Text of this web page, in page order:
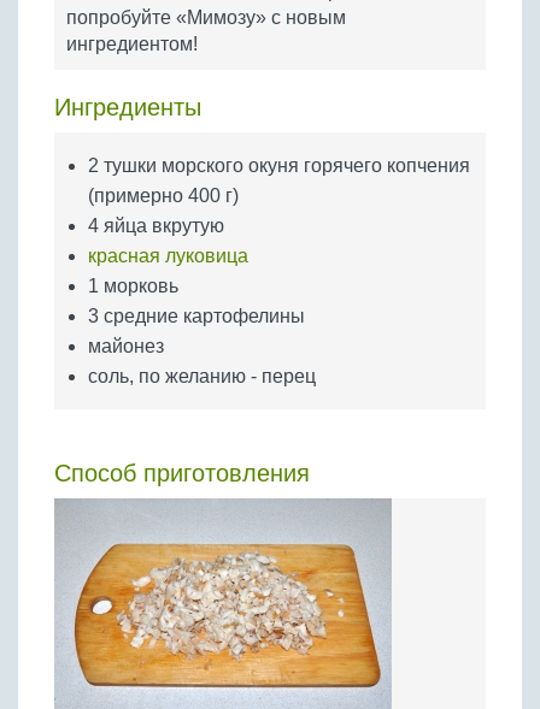
Бобовые
Яйца
попробуйте «Мимозу» с новым
ингредиентом!
Ингредиенты
2 тушки морского окуня горячего копчения
(примерно 400 г)
4 яйца вкрутую
красная луковица
1 морковь
3 средние картофелины
майонез
соль, по желанию - перец
Способ приготовления